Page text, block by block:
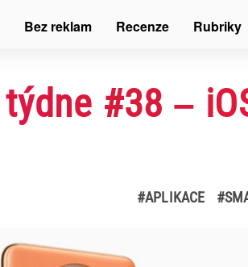
#38 –
#APLIKACE
Bez reklam Recenze Rubriky